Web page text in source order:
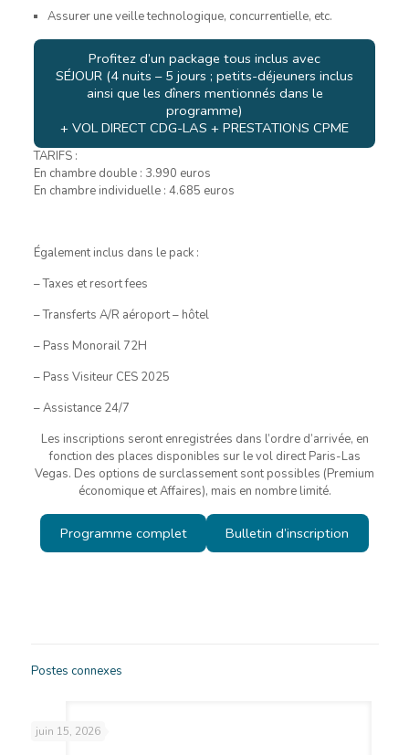
Assurer une veille technologique, concurrentielle, etc.
Profitez d’un package tous inclus avec
SÉJOUR (4 nuits – 5 jours ; petits-déjeuners inclus
ainsi que les dîners mentionnés dans le
programme)
+ VOL DIRECT CDG-LAS + PRESTATIONS CPME
TARIFS :
En chambre double : 3.990 euros
En chambre individuelle : 4.685 euros
Également inclus dans le pack :
– Taxes et resort fees
– Transferts A/R aéroport – hôtel
– Pass Monorail 72H
– Pass Visiteur CES 2025
– Assistance 24/7
Les inscriptions seront enregistrées dans l’ordre d’arrivée, en
fonction des places disponibles sur le vol direct Paris-Las
Vegas. Des options de surclassement sont possibles (Premium
économique et Affaires), mais en nombre limité.
Programme complet Bulletin d’inscription
Postes connexes
juin 15, 2026